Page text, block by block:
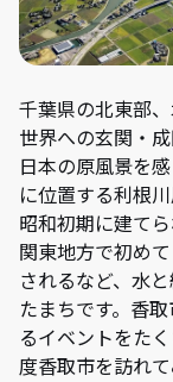
千葉県の北東部
世界への玄関・
日本の原風景を
に位置する利根
昭和初期に建て
関東地方で初め
されるなど、水
たまちです。香
るイベントをた
度香取市を訪れて